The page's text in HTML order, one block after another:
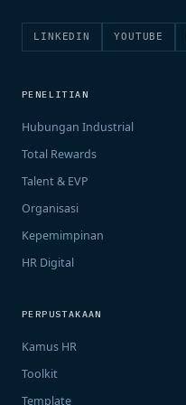
LINKEDIN YOUTUBE
PENELITIAN
Hubungan Industrial
Total Rewards
Talent & EVP
Organisasi
Kepemimpinan
HR Digital
PERPUSTAKAAN
Kamus HR
Toolkit
Template